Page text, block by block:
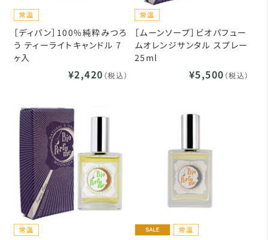
［ディパン］100%純粋みつろ
う ティーライトキャンドル 7
ヶ入
¥2,420 （税込）
［ムーンソープ］ビオパフュー
ムオレンジサンタル スプレー
25ml
¥5,500 （税込）